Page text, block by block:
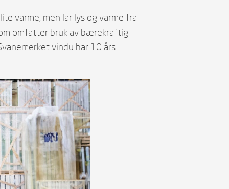
varme, men lar lys og varme fra
omfatter bruk av bærekraftig
vindu har 10 års